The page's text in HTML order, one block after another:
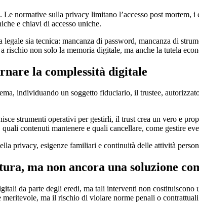
normative sulla privacy limitano l’accesso post mortem,
e chiavi di accesso uniche.
sia tecnica: mancanza di password, mancanza di
rischio non solo la memoria digitale, ma anche la tutela
la complessità digitale
individuando un soggetto fiduciario, il trustee,
strumenti operativi per gestirli, il trust crea un vero e
contenuti mantenere e quali cancellare, come gestire
privacy, esigenze familiari e continuità delle attività
ma non ancora una soluzione
da parte degli eredi, ma tali interventi non
ma il rischio di violare norme penali o